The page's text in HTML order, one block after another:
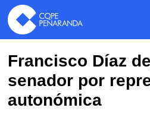
Francisco Díaz
senador por
autonómica